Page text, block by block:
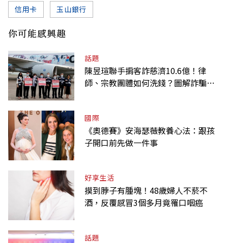
信用卡 玉山銀行
你可能感興趣
話題
陳昱瑄聯手掮客詐慈濟10.6億！律
師、宗教團體如何洗錢？圖解詐騙關
國際
《奧德賽》安海瑟薇教養心法：跟孩
子開口前先做一件事
好享生活
摸到脖子有腫塊！48歲婦人不菸不
酒，反覆感冒3個多月竟罹口咽癌
話題